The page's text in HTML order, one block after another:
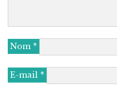
Nom *
E-mail *